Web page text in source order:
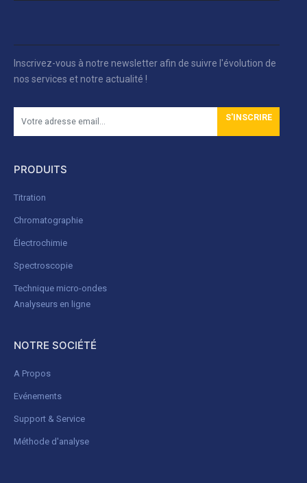
Inscrivez-vous à notre newsletter afin de suivre l'évolution de
nos services et notre actualité !
S'INSCRIRE
PRODUITS
Titration
Chromatographie
Électrochimie
Spectroscopie
Technique micro-ondes
Analyseurs en ligne
NOTRE SOCIÉTÉ
A Propos
Evénements
Support & Service
Méthode d'analyse